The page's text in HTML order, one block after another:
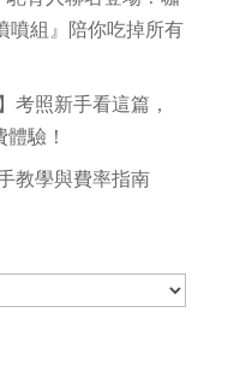
噴組』陪你吃掉所有
考照新手看這篇，
驗！
教學與費率指南